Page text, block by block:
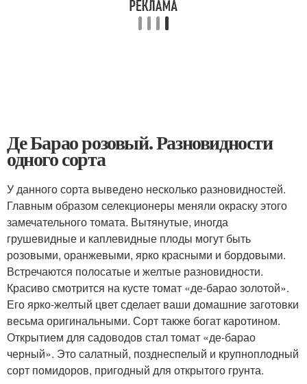
Де Барао розовый. Разновидности
одного сорта
У данного сорта выведено несколько разновидностей.
Главным образом селекционеры меняли окраску этого
замечательного томата. Вытянутые, иногда
грушевидные и каплевидные плоды могут быть
розовыми, оранжевыми, ярко красными и бордовыми.
Встречаются полосатые и желтые разновидности.
Красиво смотрится на кусте томат «де-барао золотой».
Его ярко-желтый цвет сделает ваши домашние заготовки
весьма оригинальными. Сорт также богат каротином.
Открытием для садоводов стал томат «де-барао
черный». Это салатный, позднеспелый и крупноплодный
сорт помидоров, пригодный для открытого грунта.